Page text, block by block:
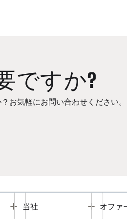
ですか?
お気軽にお問い合わせください。
Toggle
当社 Toggle
オファ